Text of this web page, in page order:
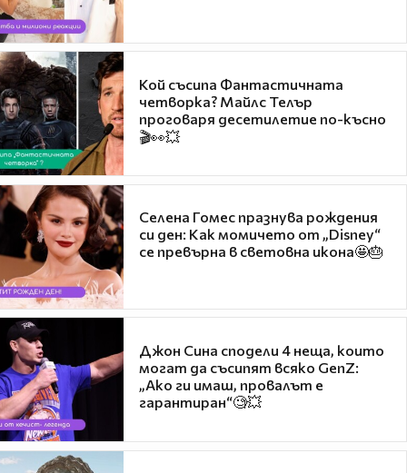
Кой съсипа Фантастичната
четворка? Майлс Телър
проговаря десетилетие по-късно
🎬👀💥
Селена Гомес празнува рождения
си ден: Как момичето от „Disney“
се превърна в световна икона🤩🎂
Джон Сина сподели 4 неща, които
могат да съсипят всяко GenZ:
„Ако ги имаш, провалът е
гарантиран“🧐💥